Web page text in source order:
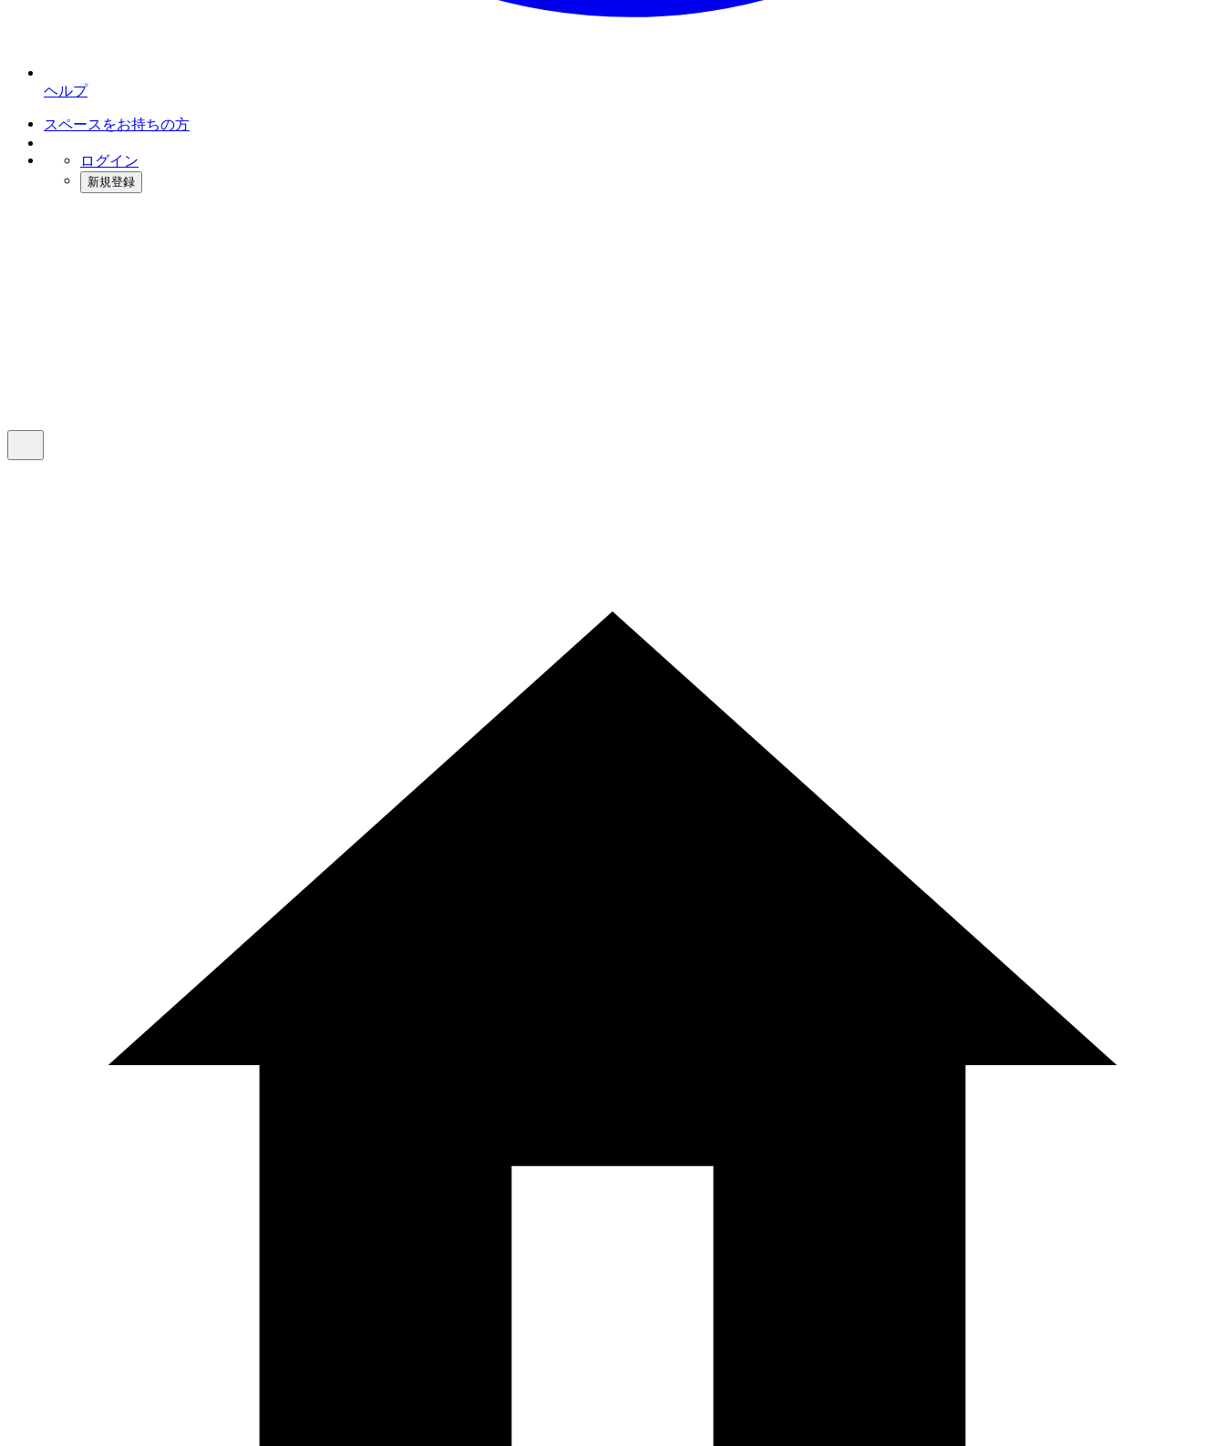
ヘルプ
スペースをお持ちの方
ログイン
新規登録